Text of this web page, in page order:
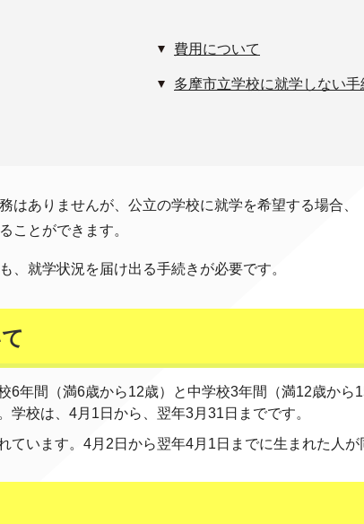
費用について
多摩市立学校に就学しない手
はありませんが、公立の学校に就学を希望する場合、
ことができます。
、就学状況を届け出る手続きが必要です。
6年間（満6歳から12歳）と中学校3年間（満12歳から
学校は、4月1日から、翌年3月31日までです。
ています。4月2日から翌年4月1日までに生まれた人が